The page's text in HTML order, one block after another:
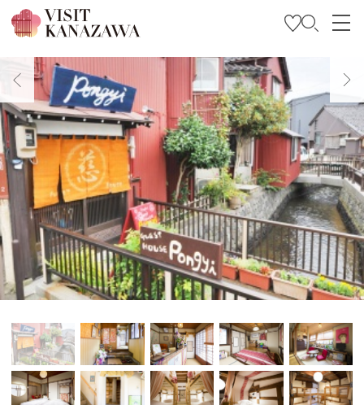
บทความพิเศษ
สถานที่ท่องเที่ยว
วางแผนการท่องเที่ยวของคุณ
Travel Trade and Media
Languages